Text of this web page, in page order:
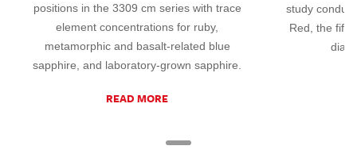
positions in the 3309 cm series with trace
element concentrations for ruby,
metamorphic and basalt-related blue
sapphire, and laboratory-grown sapphire.
READ MORE
study
Red, the